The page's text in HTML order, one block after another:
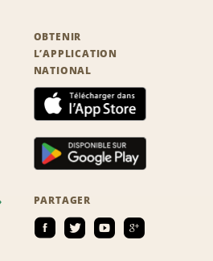
OBTENIR
L’APPLICATION
NATIONAL
PARTAGER